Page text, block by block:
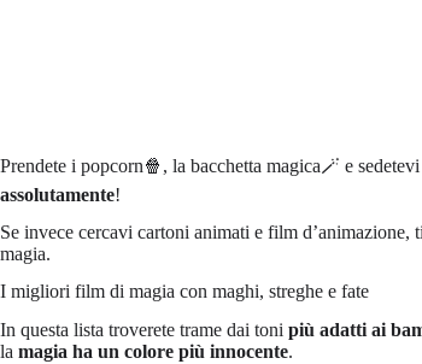
Prendete i popcorn🍿, la bacchetta magica🪄 e
assolutamente!
Se invece cercavi cartoni animati e film
magia.
I migliori film di magia con maghi, streghe e fate
In questa lista troverete trame dai toni più adatti ai
la magia ha un colore più innocente.